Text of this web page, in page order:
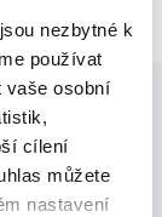
nezbytné k
používat
vaše osobní
cílení
můžete
nastavení